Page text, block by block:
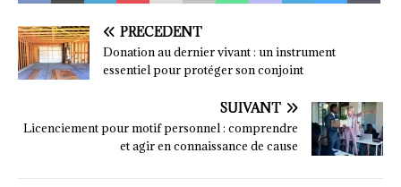
PRÉCÉDENT
Donation au dernier vivant : un instrument
essentiel pour protéger son conjoint
SUIVANT
Licenciement pour motif personnel : comprendre
et agir en connaissance de cause